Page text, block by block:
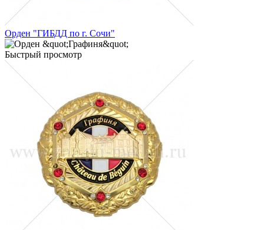
Орден "ГИБДД по г. Сочи"
Быстрый просмотр